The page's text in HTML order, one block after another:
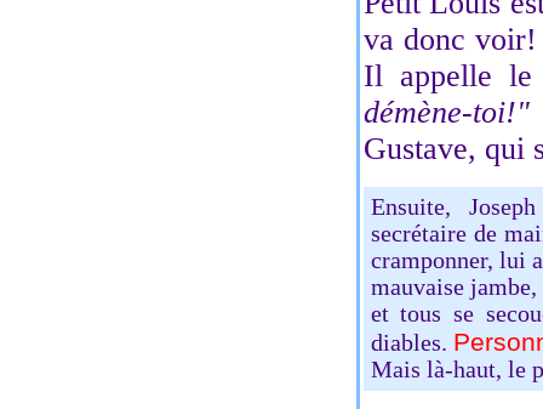
va donc
Il appelle
démène-toi!"
Gustave, qui
Ensuite,
secrétaire de
cramponner, lui
mauvaise
et tous se
diables.
Mais là-haut, le